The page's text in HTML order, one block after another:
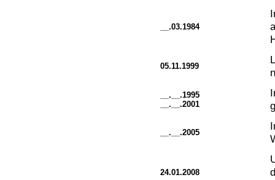
__.03.1984
05.11.1999
__.__.1995
__.__.2001
__.__.2005
24.01.2008